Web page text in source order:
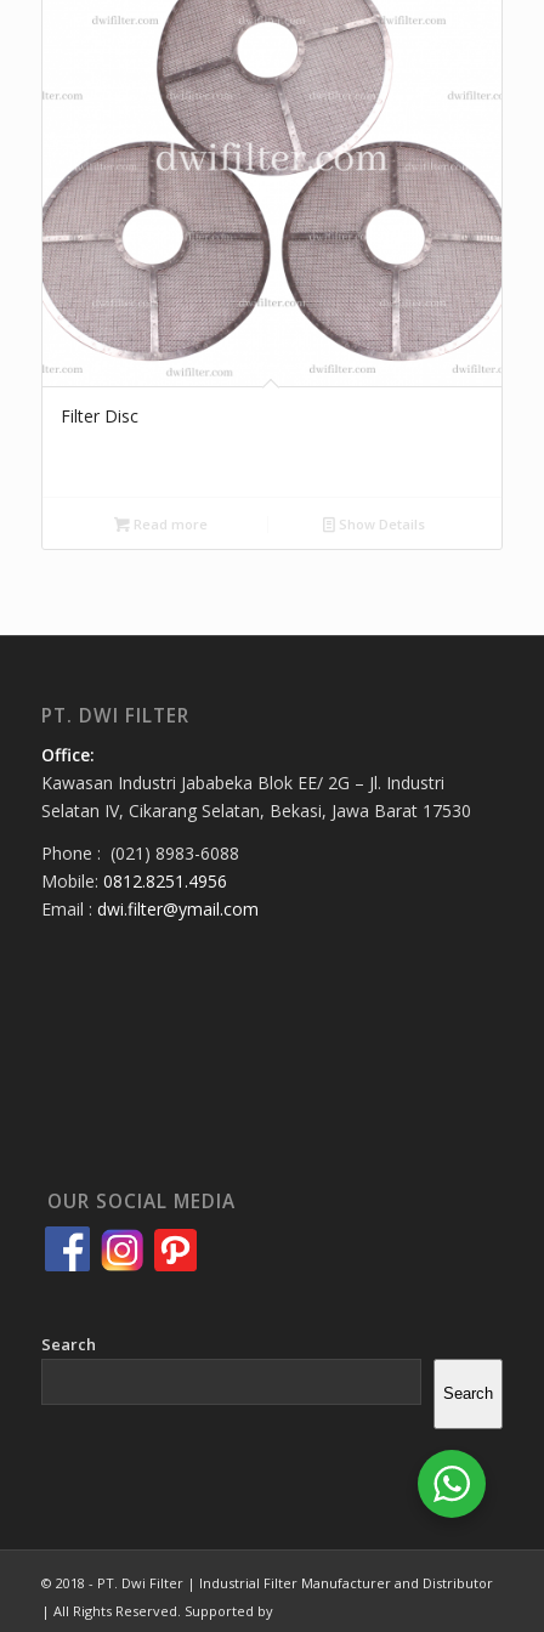
Filter Disc
Read more Show Details
PT. DWI FILTER
Office:
Kawasan Industri Jababeka Blok EE/ 2G – Jl. Industri
Selatan IV, Cikarang Selatan, Bekasi, Jawa Barat 17530
Phone : (021) 8983-6088
Mobile: 0812.8251.4956
Email : dwi.filter@ymail.com
OUR SOCIAL MEDIA
Search
Search
© 2018 - PT. Dwi Filter | Industrial Filter Manufacturer and Distributor
| All Rights Reserved. Supported by